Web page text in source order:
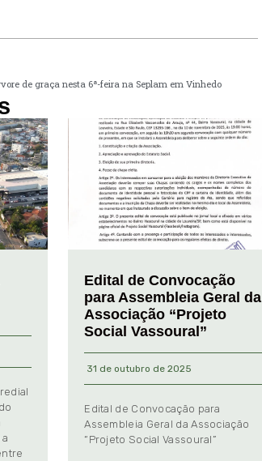
de graça nesta 6ª-feira na Seplam em Vinhedo
Edital de Convocação
para Assembleia Geral da
Associação “Projeto
Social Vassoural”
31 de outubro de 2025
Edital de Convocação para
Assembleia Geral da Associação
“Projeto Social Vassoural”